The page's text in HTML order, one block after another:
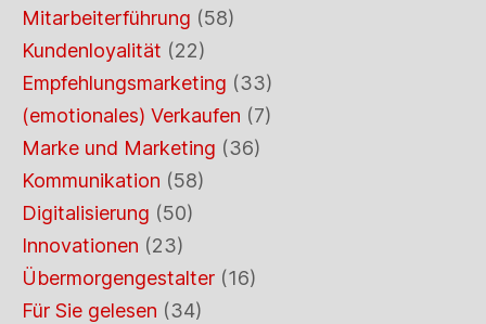
Mitarbeiterführung (58)
Kundenloyalität (22)
Empfehlungsmarketing (33)
(emotionales) Verkaufen (7)
Marke und Marketing (36)
Kommunikation (58)
Digitalisierung (50)
Innovationen (23)
Übermorgengestalter (16)
Für Sie gelesen (34)